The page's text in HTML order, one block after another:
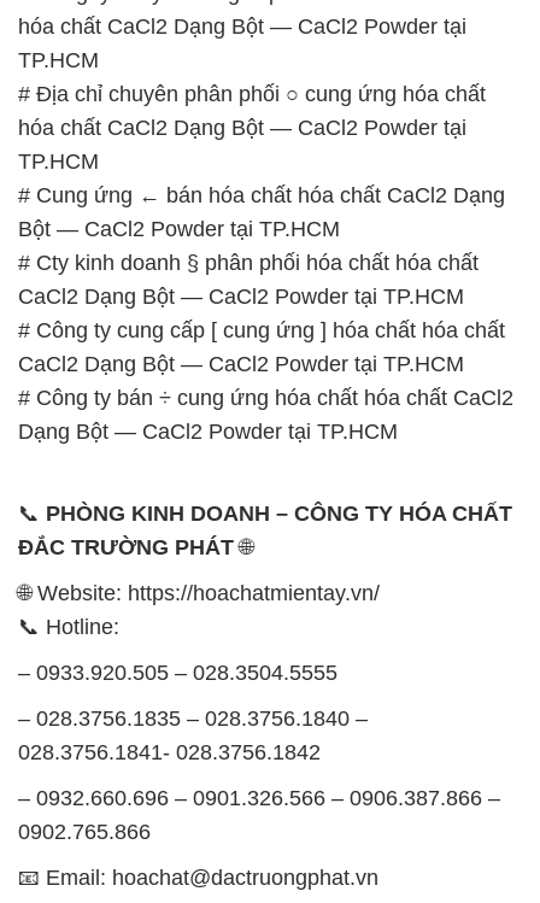
TP.HCM
# Cung ứng ← bán hóa chất hóa chất CaCl2 Dạng
Bột — CaCl2 Powder tại TP.HCM
# Cty kinh doanh § phân phối hóa chất hóa chất
CaCl2 Dạng Bột — CaCl2 Powder tại TP.HCM
# Công ty cung cấp [ cung ứng ] hóa chất hóa chất
CaCl2 Dạng Bột — CaCl2 Powder tại TP.HCM
# Công ty bán ÷ cung ứng hóa chất hóa chất CaCl2
Dạng Bột — CaCl2 Powder tại TP.HCM
📞PHÒNG KINH DOANH – CÔNG TY HÓA CHẤT
ĐẮC TRƯỜNG PHÁT🌐
🌐 Website: https://hoachatmientay.vn/
– 0933.920.505 – 028.3504.5555
028.3756.1841- 028.3756.1842
0902.765.866
📧 Email: hoachat@dactruongphat.vn
TRƯỜNG PHÁT
được tổ chức như sau: